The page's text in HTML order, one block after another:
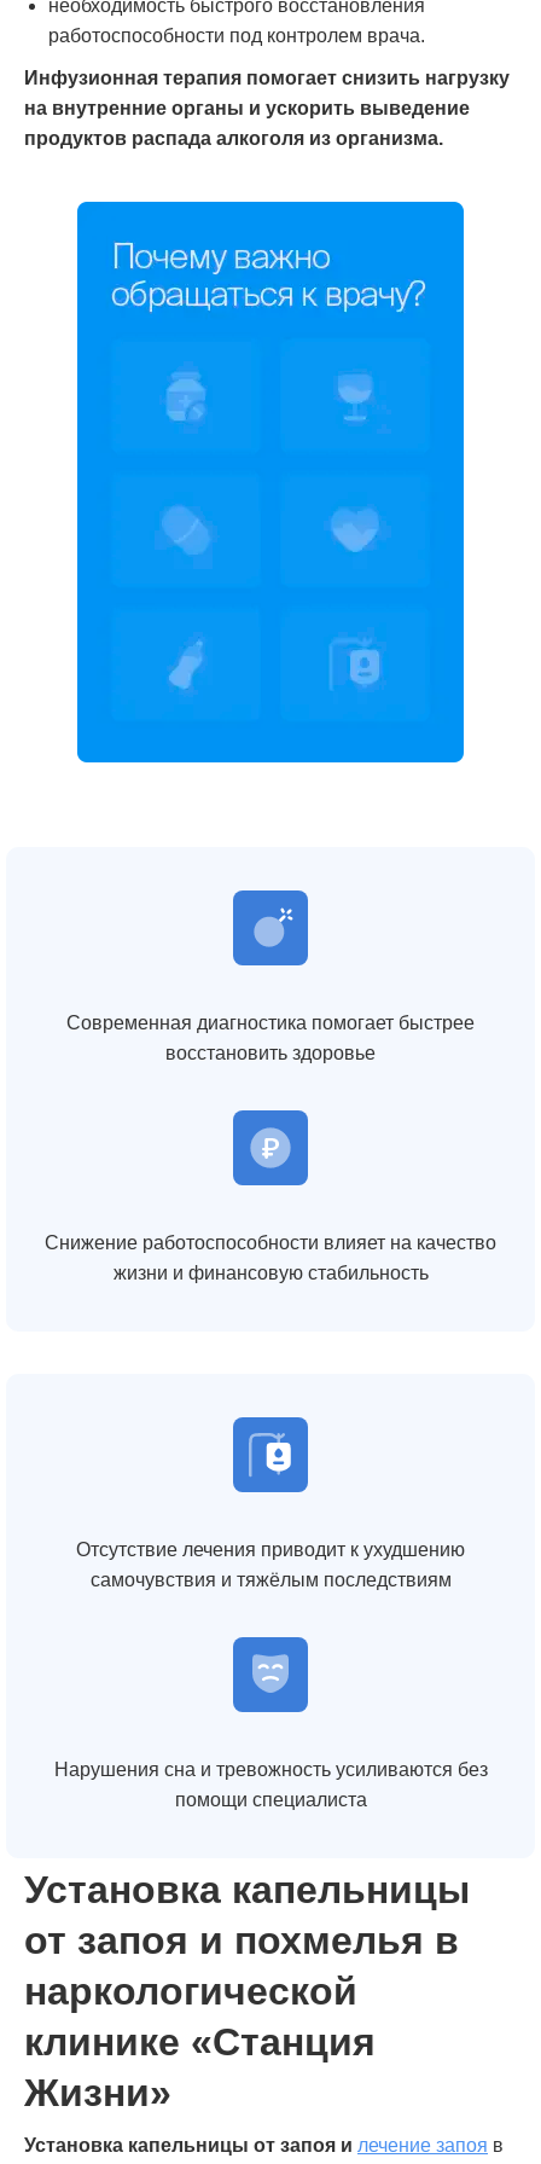
необходимость быстрого восстановления
работоспособности под контролем врача.
Инфузионная терапия помогает снизить нагрузку
на внутренние органы и ускорить выведение
продуктов распада алкоголя из организма.
Современная диагностика помогает быстрее
восстановить здоровье
Снижение работоспособности влияет на качество
жизни и финансовую стабильность
Отсутствие лечения приводит к ухудшению
самочувствия и тяжёлым последствиям
Нарушения сна и тревожность усиливаются без
помощи специалиста
Установка капельницы
от запоя и похмелья в
наркологической
клинике «Станция
Жизни»
Установка капельницы от запоя и лечение запоя в